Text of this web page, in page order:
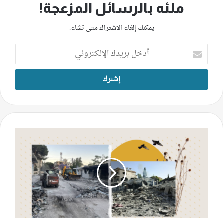
ملئه بالرسائل المزعجة!
يمكنك إلغاء الاشتراك متى تشاء.
أدخل
بريدك
الإلكتروني
خطوط
القلق:
عودة
حذرة
لأهالي
شقرا
وبرعشيت